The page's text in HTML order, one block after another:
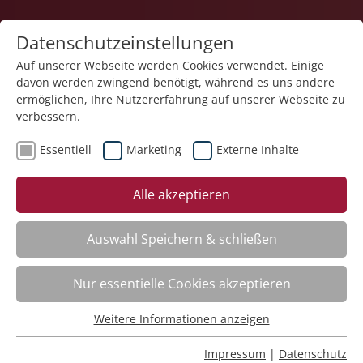
Palliativ-Impulse – Würdezentrierte
Begleitung
Datenschutzeinstellungen
Auf unserer Webseite werden Cookies verwendet. Einige
davon werden zwingend benötigt, während es uns andere
ermöglichen, Ihre Nutzererfahrung auf unserer Webseite zu
verbessern.
Essentiell Marketing Externe Inhalte
Alle akzeptieren
Auswahl Speichern & schließen
Nur essentielle Cookies akzeptieren
Essentielle Cookies werden für grundlegende Funktionen
Weitere Informationen anzeigen
Impressum | Datenschutz